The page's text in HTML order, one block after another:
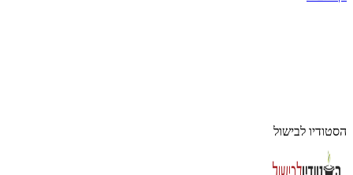
הסטודיו לבישול